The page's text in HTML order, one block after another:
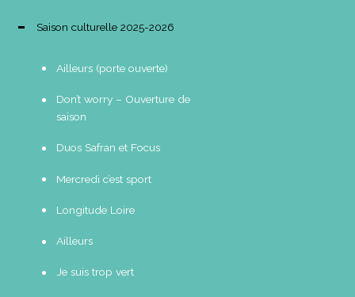
Saison culturelle 2025-2026
Ailleurs (porte ouverte)
Don’t worry – Ouverture de
saison
Duos Safran et Focus
Mercredi c’est sport
Longitude Loire
Ailleurs
Je suis trop vert